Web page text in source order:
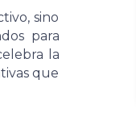
sino
para
la
que